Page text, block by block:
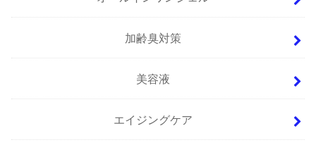
加齢臭対策
美容液
エイジングケア